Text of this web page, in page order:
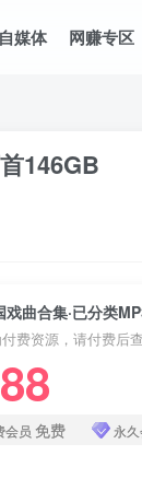
媒体 网赚专区
146GB
戏曲合集·已分类
费资源，请付费后
会员 免费 永